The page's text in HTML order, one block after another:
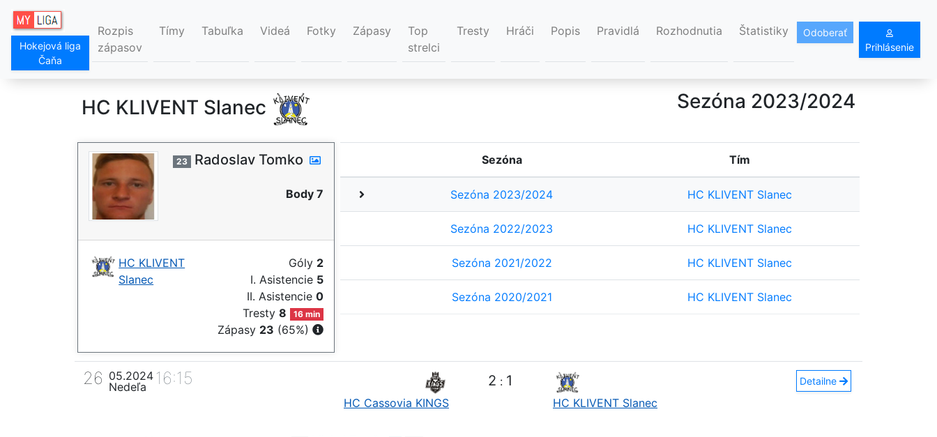
Hokejová liga
Čaňa
Rozpis
zápasov
Tímy Tabuľka Videá Fotky Zápasy
Top
strelci
Tresty Hráči Popis Pravidlá Rozhodnutia Štatistiky
Odoberať
Prihlásenie
HC KLIVENT Slanec Sezóna 2023/2024
23 Radoslav Tomko
Body 7
HC KLIVENT
Slanec
Góly 2
I. Asistencie 5
II. Asistencie 0
Tresty8 16 min
Zápasy 23 (65%)
Sezóna Tím
Sezóna 2023/2024 HC KLIVENT Slanec
Sezóna 2022/2023 HC KLIVENT Slanec
Sezóna 2021/2022 HC KLIVENT Slanec
Sezóna 2020/2021 HC KLIVENT Slanec
26 05.2024
Nedeľa
16:15
HC Cassovia KINGS
2 : 1
HC KLIVENT Slanec
Detailne